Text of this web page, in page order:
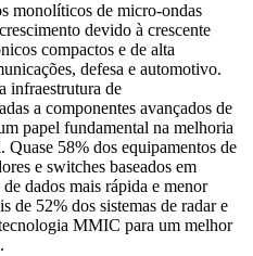
monolíticos de micro-ondas
devido à crescente
compactos e de alta
defesa e automotivo.
infraestrutura de
a componentes avançados de
papel fundamental na melhoria
58% dos equipamentos de
e switches baseados em
dados mais rápida e menor
de 52% dos sistemas de radar e
MMIC para um melhor